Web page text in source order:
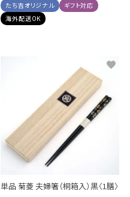
たち吉オリジナル
ギフト対応
海外配送OK
単品 菊菱 夫婦箸（桐箱入）黒〈1膳〉